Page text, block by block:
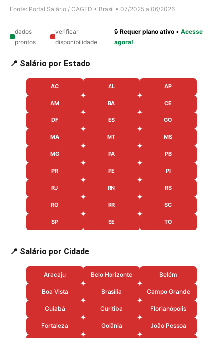
Fonte: Portal Salário / CAGED • Brasil • 07/2025 a 06/2026
dados
prontos
verificar
disponibilidade
🔒Requer plano ativo •Acesse
agora!
📍 Salário por Estado
AC AL AP
AM BA CE
DF ES GO
MA MT MS
MG PA PB
PR PE PI
RJ RN RS
RO RR SC
SP SE TO
📍 Salário por Cidade
Aracaju Belo Horizonte Belém
Boa Vista Brasília Campo Grande
Cuiabá Curitiba Florianópolis
Fortaleza Goiânia João Pessoa